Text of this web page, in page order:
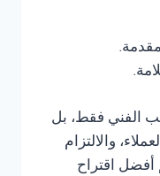
الفني فقط، بل
والالتزام
أفضل اقتراح